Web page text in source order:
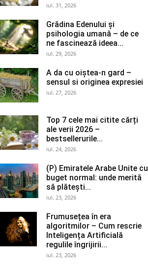
iul. 31, 2026
Grădina Edenului și
psihologia umană – de ce
ne fascinează ideea...
iul. 29, 2026
A da cu oiștea-n gard –
sensul si originea expresiei
iul. 27, 2026
Top 7 cele mai citite cărți
ale verii 2026 –
bestsellerurile...
iul. 24, 2026
(P) Emiratele Arabe Unite cu
buget normal: unde merită
să plătești...
iul. 23, 2026
Frumusețea în era
algoritmilor – Cum rescrie
Inteligența Artificială
regulile îngrijirii...
iul. 23, 2026